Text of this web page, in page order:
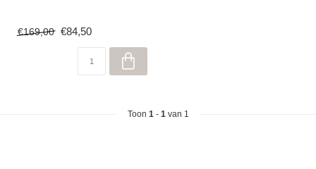
€169,00 €84,50
Toon 1- 1van 1